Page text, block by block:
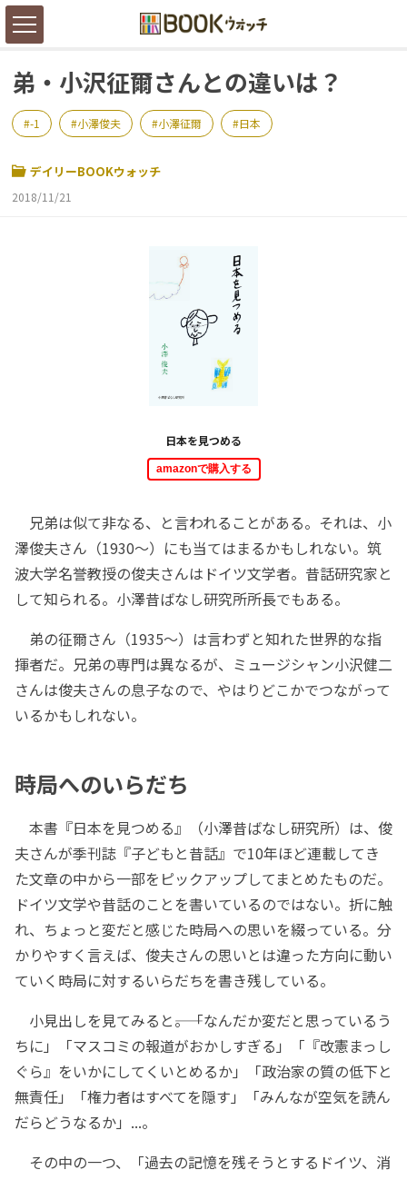
弟・小沢征爾さんとの違いは？
-1 小澤俊夫 小澤征爾 日本
デイリーBOOKウォッチ
2018/11/21
日本を見つめる
amazonで購入する
兄弟は似て非なる、と言われることがある。それは、小
澤俊夫さん（1930～）にも当てはまるかもしれない。筑
波大学名誉教授の俊夫さんはドイツ文学者。昔話研究家と
して知られる。小澤昔ばなし研究所所長でもある。
弟の征爾さん（1935～）は言わずと知れた世界的な指
揮者だ。兄弟の専門は異なるが、ミュージシャン小沢健二
さんは俊夫さんの息子なので、やはりどこかでつながって
いるかもしれない。
時局へのいらだち
本書『日本を見つめる』（小澤昔ばなし研究所）は、俊
夫さんが季刊誌『子どもと昔話』で10年ほど連載してき
た文章の中から一部をピックアップしてまとめたものだ。
ドイツ文学や昔話のことを書いているのではない。折に触
れ、ちょっと変だと感じた時局への思いを綴っている。分
かりやすく言えば、俊夫さんの思いとは違った方向に動い
ていく時局に対するいらだちを書き残している。
小見出しを見てみると――。「なんだか変だと思っているう
ちに」「マスコミの報道がおかしすぎる」「『改憲まっし
ぐら』をいかにしてくいとめるか」「政治家の質の低下と
無責任」「権力者はすべてを隠す」「みんなが空気を読ん
だらどうなるか」...。
その中の一つ、「過去の記憶を残そうとするドイツ、消